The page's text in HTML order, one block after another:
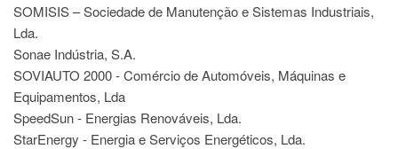
SOMISIS – Sociedade de Manutenção e Sistemas Industriais,
Lda.
Sonae Indústria, S.A.
SOVIAUTO 2000 - Comércio de Automóveis, Máquinas e
Equipamentos, Lda
SpeedSun - Energias Renováveis, Lda.
StarEnergy - Energia e Serviços Energéticos, Lda.